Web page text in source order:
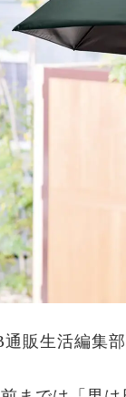
通販生活編集部